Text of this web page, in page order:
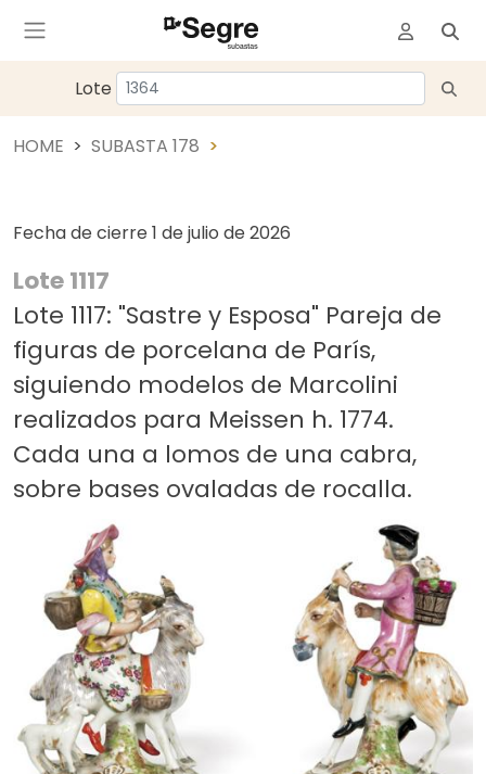
Lote
HOME SUBASTA 178
Fecha de cierre 1 de julio de 2026
Lote 1117
Lote 1117: "Sastre y Esposa" Pareja de
figuras de porcelana de París,
siguiendo modelos de Marcolini
realizados para Meissen h. 1774.
Cada una a lomos de una cabra,
sobre bases ovaladas de rocalla.